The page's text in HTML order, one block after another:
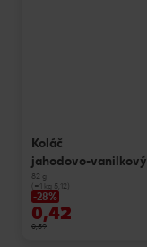
Koláč
jahodovo-vanilkový
82 g
(=1 kg 5,12)
-28%
0,42
0,59